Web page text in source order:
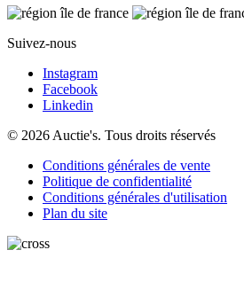
Suivez-nous
Instagram
Facebook
Linkedin
© 2026 Auctie's. Tous droits réservés
Conditions générales de vente
Politique de confidentialité
Conditions générales d'utilisation
Plan du site